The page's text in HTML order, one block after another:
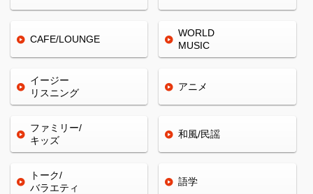
CAFE/LOUNGE
WORLD
MUSIC
イージー
リスニング
アニメ
ファミリー/
キッズ
和風/民謡
トーク/
バラエティ
語学